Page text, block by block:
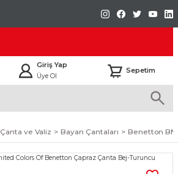
Giriş Yap
Üye Ol
Sepetim
Çanta ve Valiz Bayan Çantaları Benetton